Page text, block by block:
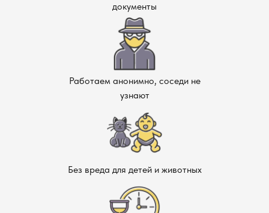
документы
Работаем анонимно, соседи не
узнают
Без вреда для детей и животных